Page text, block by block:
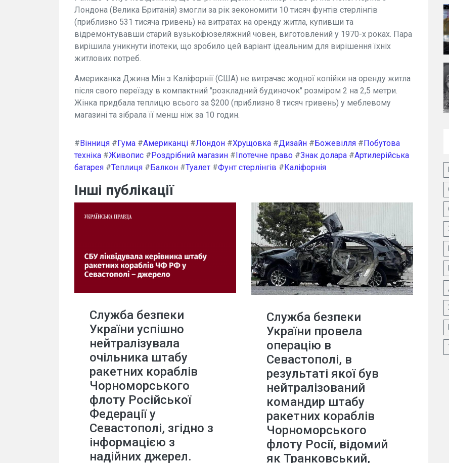
Лондона (Велика Британія) змогли за рік зекономити 10 тисяч фунтів стерлінгів
(приблизно 531 тисяча гривень) на витратах на оренду житла, купивши та
відремонтувавши старий вузькофюзеляжний човен, виготовлений у 1970-х роках. Пара
вирішила уникнути іпотеки, що зробило цей варіант ідеальним для вирішення їхніх
житлових потреб.
Американка Джина Мін з Каліфорнії (США) не витрачає жодної копійки на оренду житла
після свого переїзду в компактний "розкладний будиночок" розміром 2 на 2,5 метри.
Жінка придбала теплицю всього за $200 (приблизно 8 тисяч гривень) у меблевому
магазині та зібрала її менш ніж за 10 годин.
#Вінниця #Гума #Американці #Лондон #Хрущовка #Дизайн #Божевілля #Побутова
техніка #Живопис #Роздрібний магазин #Іпотечне право #Знак долара #Артилерійська
батарея #Теплиця #Балкон #Туалет #Фунт стерлінгів #Каліфорнія
Інші публікації
Служба безпеки
України успішно
нейтралізувала
очільника штабу
ракетних кораблів
Чорноморського
флоту Російської
Федерації у
Севастополі, згідно з
інформацією з
надійних джерел.
Служба безпеки
України провела
операцію в
Севастополі, в
результаті якої був
нейтралізований
командир штабу
ракетних кораблів
Чорноморського
флоту Росії, відомий
як Транковський,